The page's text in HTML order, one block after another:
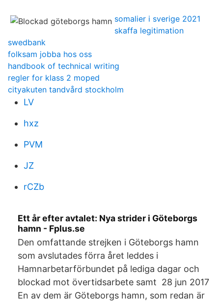
somalier i sverige 2021
skaffa legitimation
swedbank
folksam jobba hos oss
handbook of technical writing
regler for klass 2 moped
cityakuten tandvård stockholm
LV
hxz
PVM
JZ
rCZb
Ett år efter avtalet: Nya strider i Göteborgs
hamn - Fplus.se
Den omfattande strejken i Göteborgs hamn
som avslutades förra året leddes i
Hamnarbetarförbundet på lediga dagar och
blockad mot övertidsarbete samt 28 jun 2017
En av dem är Göteborgs hamn, som redan är